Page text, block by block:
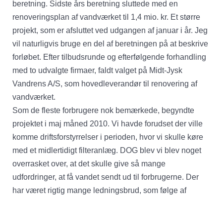
beretning. Sidste års beretning sluttede med en
renoveringsplan af vandværket til 1,4 mio. kr. Et større
projekt, som er afsluttet ved udgangen af januar i år. Jeg
vil naturligvis bruge en del af beretningen på at beskrive
forløbet. Efter tilbudsrunde og efterfølgende forhandling
med to udvalgte firmaer, faldt valget på Midt-Jysk
Vandrens A/S, som hovedleverandør til renovering af
vandværket.
Som de fleste forbrugere nok bemærkede, begyndte
projektet i maj måned 2010. Vi havde forudset der ville
komme driftsforstyrrelser i perioden, hvor vi skulle køre
med et midlertidigt filteranlæg. DOG blev vi blev noget
overrasket over, at det skulle give så mange
udfordringer, at få vandet sendt ud til forbrugerne. Der
har været rigtig mange ledningsbrud, som følge af